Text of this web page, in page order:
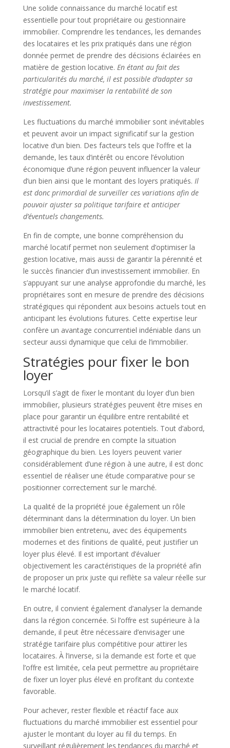
Une solide connaissance du marché locatif est
essentielle pour tout propriétaire ou gestionnaire
immobilier. Comprendre les tendances, les demandes
des locataires et les prix pratiqués dans une région
donnée permet de prendre des décisions éclairées en
matière de gestion locative. En étant au fait des
particularités du marché, il est possible d’adapter sa
stratégie pour maximiser la rentabilité de son
investissement.
Les fluctuations du marché immobilier sont inévitables
et peuvent avoir un impact significatif sur la gestion
locative d’un bien. Des facteurs tels que l’offre et la
demande, les taux d’intérêt ou encore l’évolution
économique d’une région peuvent influencer la valeur
d’un bien ainsi que le montant des loyers pratiqués. Il
est donc primordial de surveiller ces variations afin de
pouvoir ajuster sa politique tarifaire et anticiper
d’éventuels changements.
En fin de compte, une bonne compréhension du
marché locatif permet non seulement d’optimiser la
gestion locative, mais aussi de garantir la pérennité et
le succès financier d’un investissement immobilier. En
s’appuyant sur une analyse approfondie du marché, les
propriétaires sont en mesure de prendre des décisions
stratégiques qui répondent aux besoins actuels tout en
anticipant les évolutions futures. Cette expertise leur
confère un avantage concurrentiel indéniable dans un
secteur aussi dynamique que celui de l’immobilier.
Stratégies pour fixer le bon
loyer
Lorsqu’il s’agit de fixer le montant du loyer d’un bien
immobilier, plusieurs stratégies peuvent être mises en
place pour garantir un équilibre entre rentabilité et
attractivité pour les locataires potentiels. Tout d’abord,
il est crucial de prendre en compte la situation
géographique du bien. Les loyers peuvent varier
considérablement d’une région à une autre, il est donc
essentiel de réaliser une étude comparative pour se
positionner correctement sur le marché.
La qualité de la propriété joue également un rôle
déterminant dans la détermination du loyer. Un bien
immobilier bien entretenu, avec des équipements
modernes et des finitions de qualité, peut justifier un
loyer plus élevé. Il est important d’évaluer
objectivement les caractéristiques de la propriété afin
de proposer un prix juste qui reflète sa valeur réelle sur
le marché locatif.
En outre, il convient également d’analyser la demande
dans la région concernée. Si l’offre est supérieure à la
demande, il peut être nécessaire d’envisager une
stratégie tarifaire plus compétitive pour attirer les
locataires. À l’inverse, si la demande est forte et que
l’offre est limitée, cela peut permettre au propriétaire
de fixer un loyer plus élevé en profitant du contexte
favorable.
Pour achever, rester flexible et réactif face aux
fluctuations du marché immobilier est essentiel pour
ajuster le montant du loyer au fil du temps. En
surveillant régulièrement les tendances du marché et